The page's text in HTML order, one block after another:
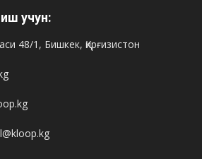
учун:
48/1, Бишкек, Қирғизистон